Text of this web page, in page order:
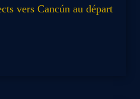
vers Cancún au départ